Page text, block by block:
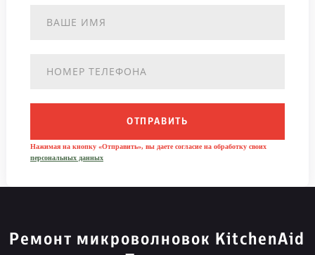
ОТПРАВИТЬ
Нажимая на кнопку «Отправить», вы даете согласие на обработку своих
персональных данных
Ремонт микроволновок KitchenAid